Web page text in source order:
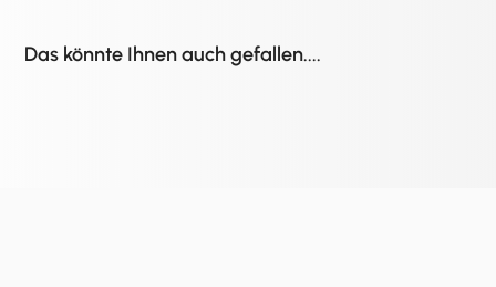
Das könnte Ihnen auch gefallen....